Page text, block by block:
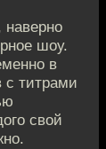
наверно
шоу.
в
с титрами
свой